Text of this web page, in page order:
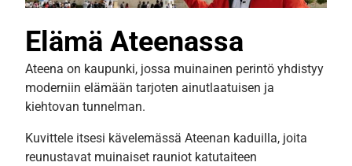
Elämä Ateenassa
Ateena on kaupunki, jossa muinainen perintö yhdistyy
moderniin elämään tarjoten ainutlaatuisen ja
kiehtovan tunnelman.
Kuvittele itsesi kävelemässä Ateenan kaduilla, joita
reunustavat muinaiset rauniot katutaiteen